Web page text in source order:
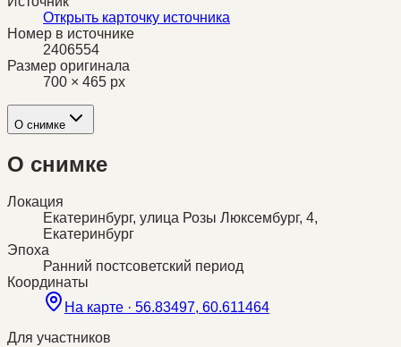
Открыть карточку источника
Номер в источнике
2406554
Размер оригинала
700 × 465 px
О снимке
О снимке
Локация
Екатеринбург, улица Розы Люксембург, 4,
Екатеринбург
Эпоха
Ранний постсоветский период
Координаты
На карте · 56.83497, 60.611464
Для участников